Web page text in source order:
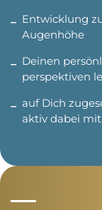
Entwicklung
Augenhöhe
Deinen
perspektiven
auf Dich
aktiv dabei